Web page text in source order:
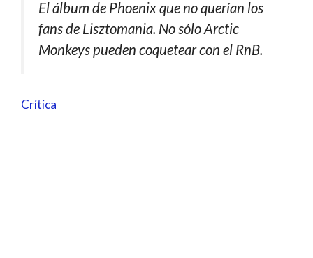
El álbum de Phoenix que no querían los
fans de Lisztomania. No sólo Arctic
Monkeys pueden coquetear con el RnB.
Crítica